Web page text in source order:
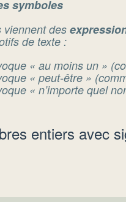
symboles
viennent des
de texte :
« au moins un »
« peut-être »
« n’importe quel
entiers avec